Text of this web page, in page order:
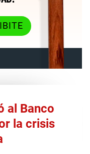
al Banco
la crisis